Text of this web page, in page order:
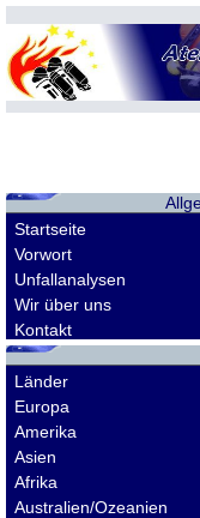
Startseite
Vorwort
Unfallanalysen
Wir über uns
Kontakt
Länder
Europa
Amerika
Asien
Afrika
Australien/Ozeanien